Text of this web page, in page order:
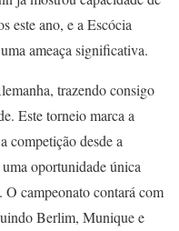
este ano, e a Escócia
ameaça significativa.
trazendo consigo
Este torneio marca a
competição desde a
oportunidade única
O campeonato contará com
Berlim, Munique e